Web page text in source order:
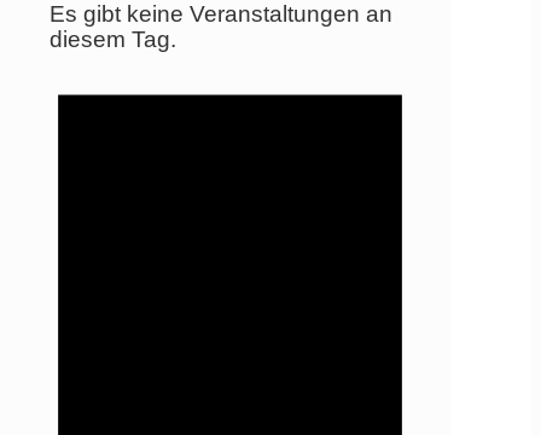
Es gibt keine Veranstaltungen an
diesem Tag.